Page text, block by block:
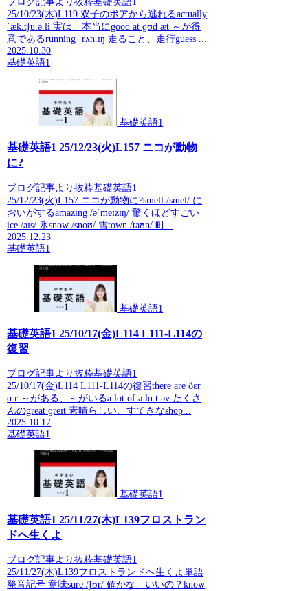
25/10/23(木)L119 双子のボアから逃れるactually
ˈæk.tʃu.ə.li 実は、本当にgood at ɡʊd æt ～が得
意であるrunning ˈrʌn.ɪŋ 走ること、走行guess ...
2025.10.30
基礎英語1
基礎英語1
基礎英語1 25/12/23(火)L157 ニコが動物
に?
ブログ記事より抜粋基礎英語1
25/12/23(火)L157 ニコが動物に?smell /smel/ に
おいがするamazing /əˈmeɪzɪŋ/ 驚くほどすごい
ice /aɪs/ 氷snow /snoʊ/ 雪town /taʊn/ 町...
2025.12.23
基礎英語1
基礎英語1
基礎英語1 25/10/17(金)L114 L111-L114の
復習
ブログ記事より抜粋基礎英語1
25/10/17(金)L114 L111-L114の復習there are ðɛr
ɑːr ～がある、～がいるa lot of ə lɑːt əv たくさ
んのgreat ɡreɪt 素晴らしい、すてきなshop...
2025.10.17
基礎英語1
基礎英語1
基礎英語1 25/11/27(木)L139フロストラン
ドへ生くよ
ブログ記事より抜粋基礎英語1
25/11/27(木)L139フロストランドへ生くよ単語
発音記号 意味sure /ʃʊr/ 確かな、いいの？know